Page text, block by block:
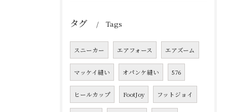
タグ Tags
スニーカー エアフォース エアズーム
マッケイ縫い オパンケ縫い 576
ヒールカップ FootJoy フットジョイ